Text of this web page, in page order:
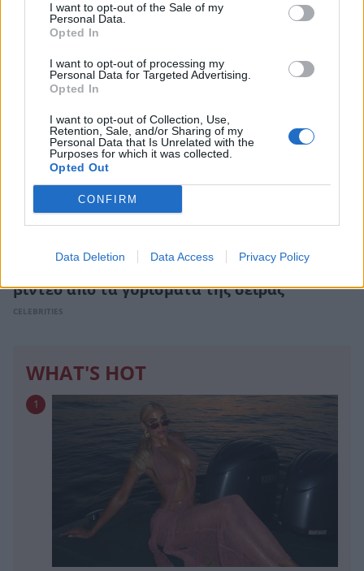
I want to opt-out of the Sale of my
Personal Data.
Opted In
I want to opt-out of processing my
Personal Data for Targeted Advertising.
Opted In
I want to opt-out of Collection, Use,
Retention, Sale, and/or Sharing of my
Personal Data that Is Unrelated with the
Purposes for which it was collected.
Opted Out
CONFIRM
Data Deletion Data Access Privacy Policy
CELEBRITIES
βίντεο από τα γυρίσματα της σειράς
CELEBRITIES
WHAT'S HOT
1